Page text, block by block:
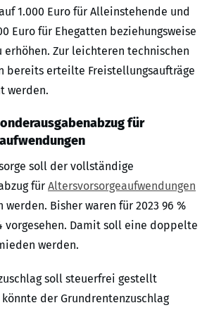
1.000 Euro für Alleinstehende und
Euro für Ehegatten beziehungsweise
erhöhen. Zur leichteren technischen
bereits erteilte Freistellungsaufträge
werden.
für
soll der vollständige
für Altersvorsorgeaufwendungen
werden. Bisher waren für 2023 96 %
vorgesehen. Damit soll eine doppelte
werden.
soll steuerfrei gestellt
der Grundrentenzuschlag